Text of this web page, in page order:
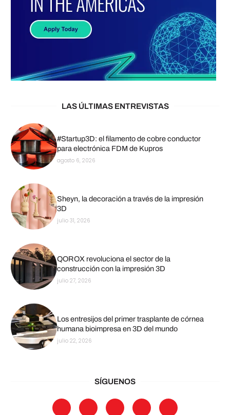
LAS ÚLTIMAS ENTREVISTAS
#Startup3D: el filamento de cobre conductor
para electrónica FDM de Kupros
agosto 6, 2026
Sheyn, la decoración a través de la impresión
3D
julio 31, 2026
QOROX revoluciona el sector de la
construcción con la impresión 3D
julio 27, 2026
Los entresijos del primer trasplante de córnea
humana bioimpresa en 3D del mundo
julio 22, 2026
SÍGUENOS